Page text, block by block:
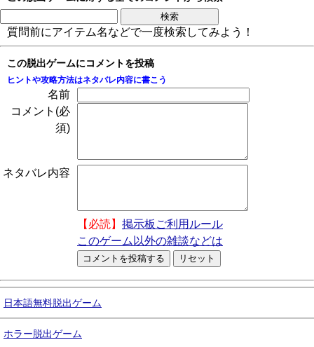
質問前にアイテム名などで一度検索してみよう！
この脱出ゲームにコメントを投稿
ヒントや攻略方法はネタバレ内容に書こう
名前
コメント(必
須)
ネタバレ内容
【必読】 掲示板ご利用ルール
このゲーム以外の雑談などは
日本語無料脱出ゲーム
ホラー脱出ゲーム